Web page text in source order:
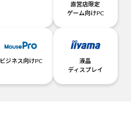
直営店限定
ゲーム向けPC
ビジネス向けPC
液晶
ディスプレイ